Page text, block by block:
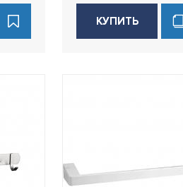
КУПИТЬ